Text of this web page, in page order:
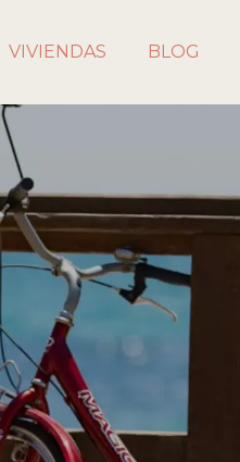
VIVIENDAS BLOG